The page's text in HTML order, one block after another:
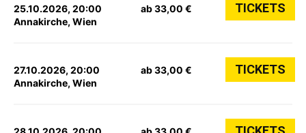
25.10.2026, 20:00
Annakirche, Wien
ab 33,00 € TICKETS
27.10.2026, 20:00
Annakirche, Wien
ab 33,00 € TICKETS